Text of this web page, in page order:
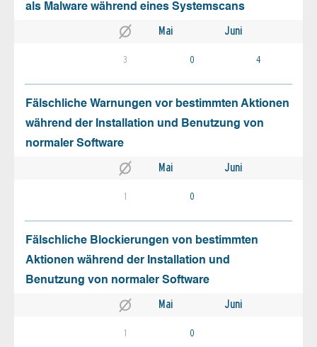
als Malware während eines Systemscans
Mai Juni
3 0 4
Fälschliche Warnungen vor bestimmten Aktionen
während der Installation und Benutzung von
normaler Software
Mai Juni
1 0
Fälschliche Blockierungen von bestimmten
Aktionen während der Installation und
Benutzung von normaler Software
Mai Juni
1 0